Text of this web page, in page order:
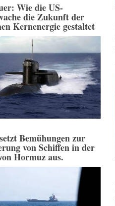
Wie die US-
die Zukunft der
Kernenergie gestaltet
Bemühungen zur
von Schiffen in der
Hormuz aus.